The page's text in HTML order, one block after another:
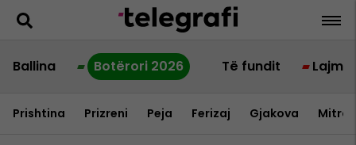
Ballina Botërori 2026 Të fundit Lajme
Prishtina Prizreni Peja Ferizaj Gjakova